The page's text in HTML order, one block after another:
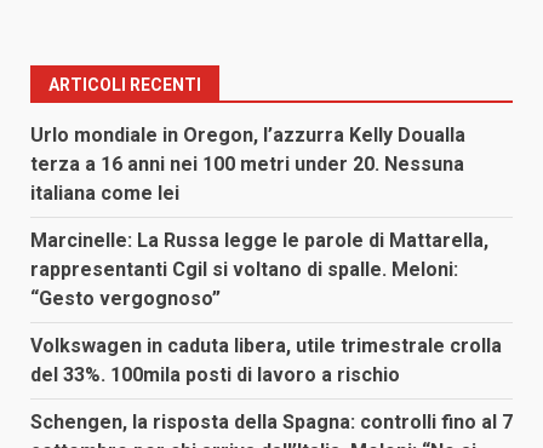
ARTICOLI RECENTI
Urlo mondiale in Oregon, l’azzurra Kelly Doualla
terza a 16 anni nei 100 metri under 20. Nessuna
italiana come lei
Marcinelle: La Russa legge le parole di Mattarella,
rappresentanti Cgil si voltano di spalle. Meloni:
“Gesto vergognoso”
Volkswagen in caduta libera, utile trimestrale crolla
del 33%. 100mila posti di lavoro a rischio
Schengen, la risposta della Spagna: controlli fino al 7